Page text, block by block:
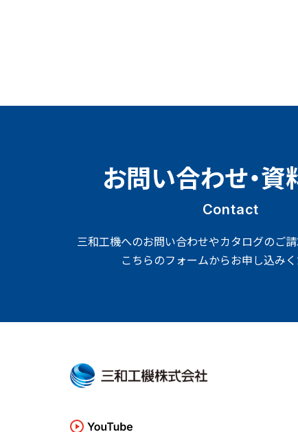
お問い合わせ・資
Contact
三和工機へのお問い合わせやカタログのご
こちらのフォームからお申し込みく